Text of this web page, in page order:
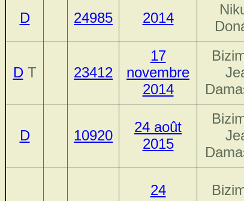
D 24985 2014
DT 23412
17
novembre
2014
D 10920
24 août
2015
24